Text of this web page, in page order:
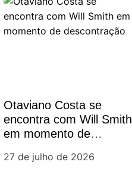
Otaviano Costa se
encontra com Will Smith
em momento de
27 de julho de 2026